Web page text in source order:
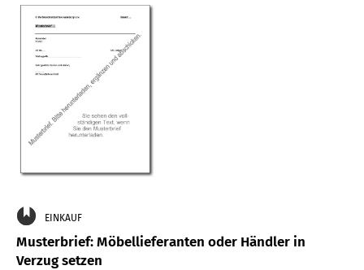
EINKAUF
Musterbrief: Möbellieferanten oder Händler in
Verzug setzen